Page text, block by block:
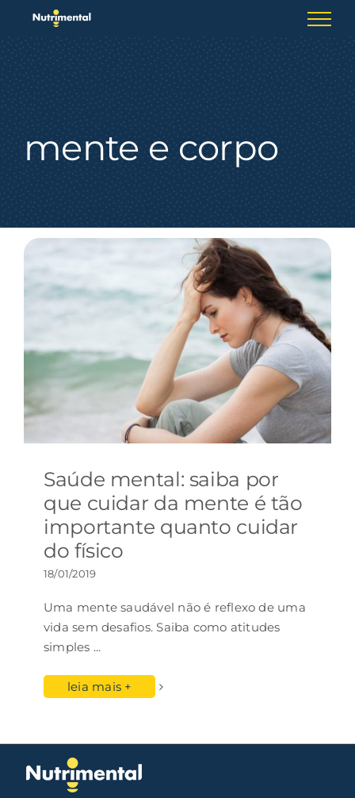
mente e corpo
Saúde mental: saiba por
que cuidar da mente é tão
importante quanto cuidar
do físico
18/01/2019
Uma mente saudável não é reflexo de uma
vida sem desafios. Saiba como atitudes
simples ...
leia mais +